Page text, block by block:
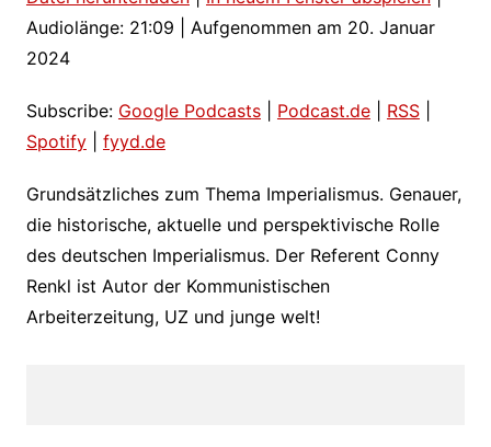
Google Podcasts Podcast.de
RSS Spotify
RSS FEED
SHARE
LINK
Audiolänge: 21:09
Aufgenommen am 20. Januar
2024
Subscribe: Google Podcasts| Podcast.de| RSS|
Spotify| fyyd.de
Grundsätzliches zum Thema Imperialismus. Genauer,
die historische, aktuelle und perspektivische Rolle
des deutschen Imperialismus. Der Referent Conny
Renkl ist Autor der Kommunistischen
Arbeiterzeitung, UZ und junge welt!